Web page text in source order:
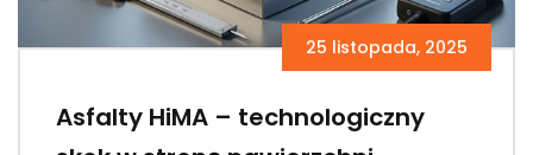
25 listopada, 2025
Asfalty HiMA – technologiczny